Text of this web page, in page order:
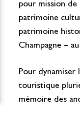
pour mission
patrimoine
patrimoine
Champagne –
Pour
touristique
mémoire des